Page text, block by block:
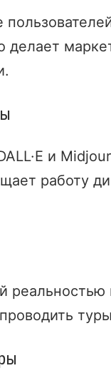
делает
и
работу